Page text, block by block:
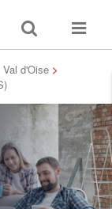
Toggle
search
Toggle
Val d'Oise >